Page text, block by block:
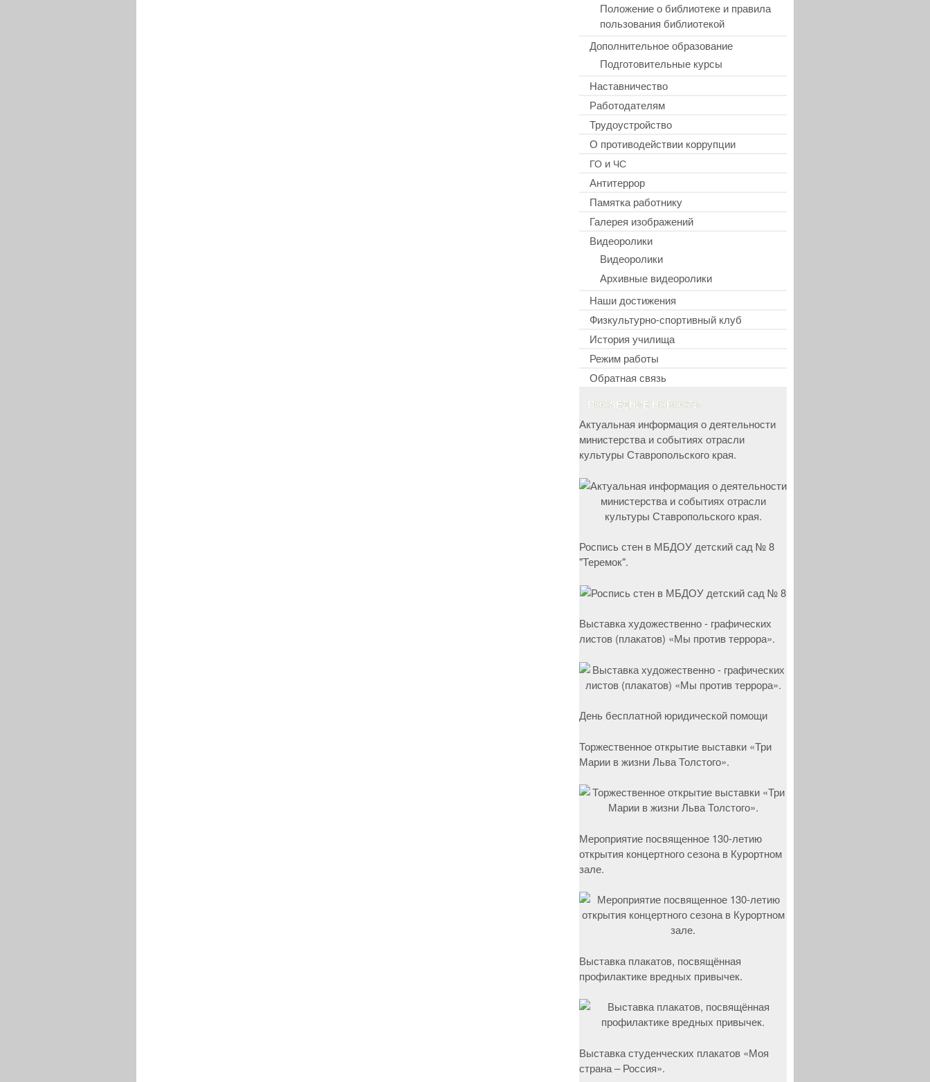
Положение о библиотеке и правила
пользования библиотекой
Дополнительное образование
Подготовительные курсы
Наставничество
Работодателям
Трудоустройство
О противодействии коррупции
ГО и ЧС
Антитеррор
Памятка работнику
Галерея изображений
Видеоролики
Видеоролики
Архивные видеоролики
Наши достижения
Физкультурно-спортивный клуб
История училища
Режим работы
Обратная связь
ПОСЛЕДНИЕ НОВОСТИ
Актуальная информация о деятельности
министерства и событиях отрасли
культуры Ставропольского края.
Роспись стен в МБДОУ детский сад № 8
"Теремок".
Выставка художественно - графических
листов (плакатов) «Мы против террора».
День бесплатной юридической помощи
Торжественное открытие выставки «Три
Марии в жизни Льва Толстого».
Мероприятие посвященное 130-летию
открытия концертного сезона в Курортном
зале.
Выставка плакатов, посвящённая
профилактике вредных привычек.
Выставка студенческих плакатов «Моя
страна – Россия».